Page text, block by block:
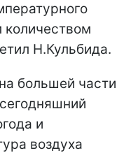
Н.Кульбида.
большей части
и
воздуха